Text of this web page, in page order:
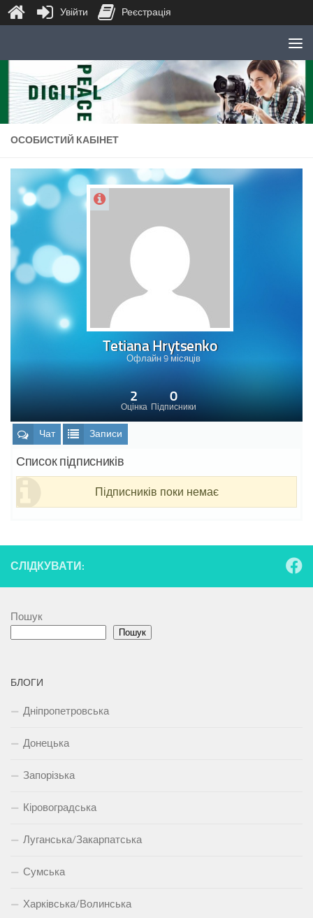
Skip to content
ОСОБИСТИЙ КАБІНЕТ
Tetiana Hrytsenko
Офлайн 9 місяців
Оцінка
2
Підписники
0
Чат Записи
Список підписників
Підписників поки немає
СЛІДКУВАТИ:
Пошук
Пошук
БЛОГИ
Дніпропетровська
Донецька
Запорізька
Кіровоградська
Луганська/Закарпатська
Сумська
Харківська/Волинська
Увійти Реєстрація